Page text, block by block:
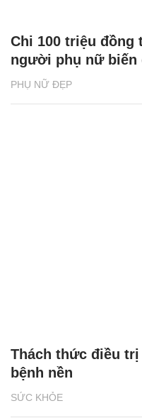
PHỤ NỮ ĐẸP
Chi 100 triệu
người phụ nữ biến
SỨC KHỎE
Thách thức điều
bệnh nền